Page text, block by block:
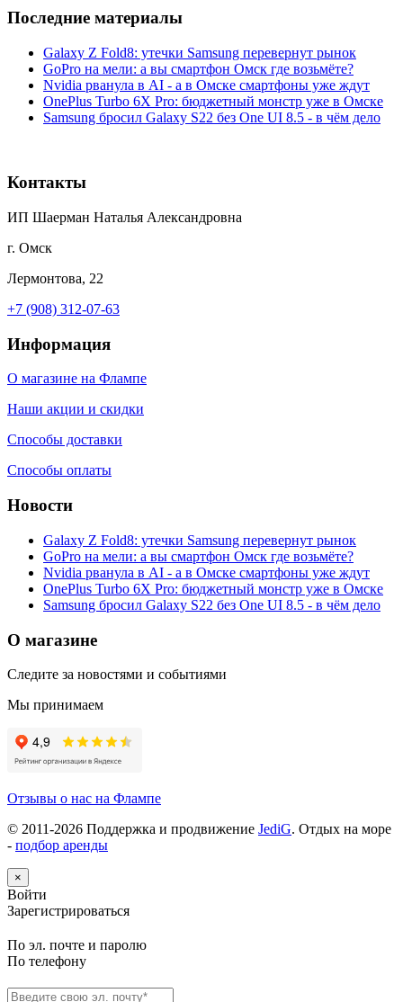
Последние материалы
Galaxy Z Fold8: утечки Samsung перевернут рынок
GoPro на мели: а вы смартфон Омск где возьмёте?
Nvidia рванула в AI - а в Омске смартфоны уже ждут
OnePlus Turbo 6X Pro: бюджетный монстр уже в Омске
Samsung бросил Galaxy S22 без One UI 8.5 - в чём дело
Контакты
ИП Шаерман Наталья Александровна
г. Омск
Лермонтова, 22
+7 (908) 312-07-63
Информация
О магазине на Флампе
Наши акции и скидки
Способы доставки
Способы оплаты
Новости
Galaxy Z Fold8: утечки Samsung перевернут рынок
GoPro на мели: а вы смартфон Омск где возьмёте?
Nvidia рванула в AI - а в Омске смартфоны уже ждут
OnePlus Turbo 6X Pro: бюджетный монстр уже в Омске
Samsung бросил Galaxy S22 без One UI 8.5 - в чём дело
О магазине
Следите за новостями и событиями
Мы принимаем
Отзывы о нас на Флампе
© 2011-2026 Поддержка и продвижение JediG. Отдых на море
- подбор аренды
×
Войти
Зарегистрироваться
По эл. почте и паролю
По телефону